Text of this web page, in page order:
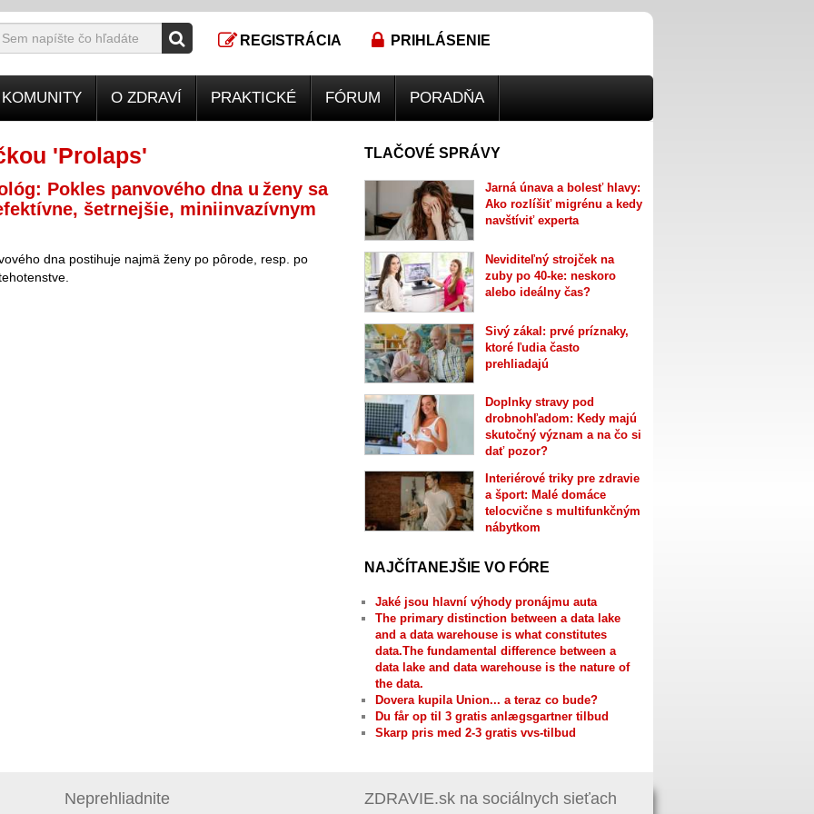
REGISTRÁCIA PRIHLÁSENIE
KOMUNITY O ZDRAVÍ PRAKTICKÉ FÓRUM PORADŇA
'Prolaps'
Pokles panvového dna u ženy sa
šetrnejšie, miniinvazívnym
dna postihuje najmä ženy po pôrode, resp. po
TLAČOVÉ SPRÁVY
Jarná únava a bolesť hlavy:
Ako rozlíšiť migrénu a kedy
navštíviť experta
Neviditeľný strojček na
zuby po 40-ke: neskoro
alebo ideálny čas?
Sivý zákal: prvé príznaky,
ktoré ľudia často
prehliadajú
Doplnky stravy pod
drobnohľadom: Kedy majú
skutočný význam a na čo si
dať pozor?
Interiérové triky pre zdravie
a šport: Malé domáce
telocvične s multifunkčným
nábytkom
NAJČÍTANEJŠIE VO FÓRE
Jaké jsou hlavní výhody pronájmu auta
The primary distinction between a data lake
and a data warehouse is what constitutes
data.The fundamental difference between a
data lake and data warehouse is the nature of
the data.
Dovera kupila Union... a teraz co bude?
Du får op til 3 gratis anlægsgartner tilbud
Skarp pris med 2-3 gratis vvs-tilbud
Neprehliadnite ZDRAVIE.sk na sociálnych sieťach